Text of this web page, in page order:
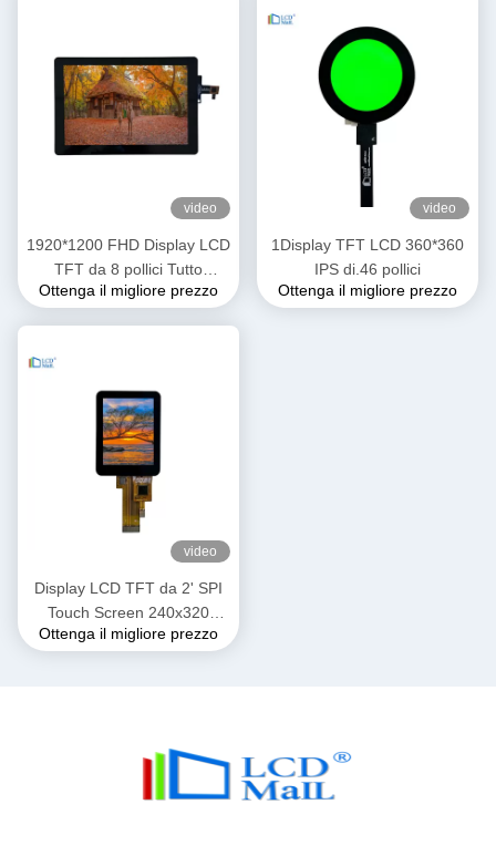
video
1920*1200 FHD Display LCD
TFT da 8 pollici Tutto
l'angolo di visione 1000 Nits
Ottenga il migliore prezzo
video
1Display TFT LCD 360*360
IPS di.46 pollici
Ottenga il migliore prezzo
video
Display LCD TFT da 2' SPI
Touch Screen 240x320
Risoluzione ST7789
Ottenga il migliore prezzo